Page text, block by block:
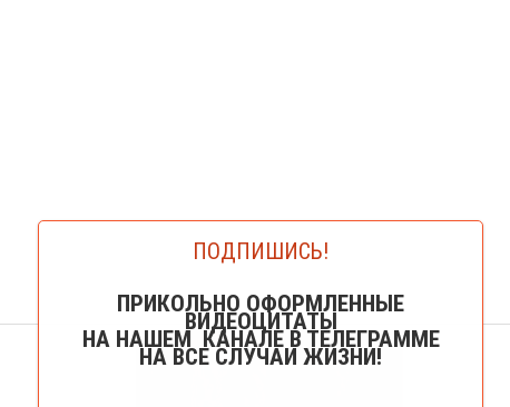
ПОДПИШИСЬ!
ПРИКОЛЬНО ОФОРМЛЕННЫЕ
ВИДЕОЦИТАТЫ
НА НАШЕМ КАНАЛЕ В ТЕЛЕГРАММЕ
НА ВСЕ СЛУЧАИ ЖИЗНИ!